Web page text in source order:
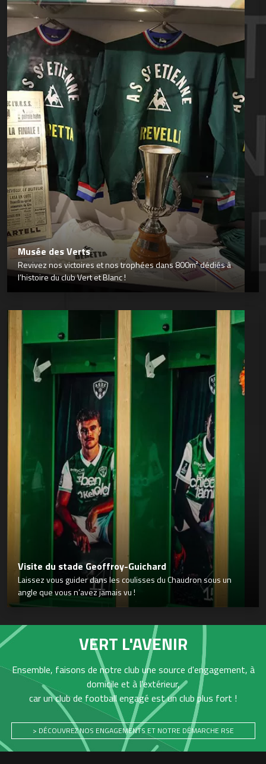
Musée des Verts
Revivez nos victoires et nos trophées dans 800m² dédiés à
l’histoire du club Vert et Blanc !
Visite du stade Geoffroy-Guichard
Laissez vous guider dans les coulisses du Chaudron sous un
angle que vous n’avez jamais vu !
VERT L'AVENIR
Ensemble, faisons de notre club une source d'engagement, à
domicile et à l'extérieur,
car un club de football engagé est un club plus fort !
> DÉCOUVREZ NOS ENGAGEMENTS ET NOTRE DÉMARCHE RSE